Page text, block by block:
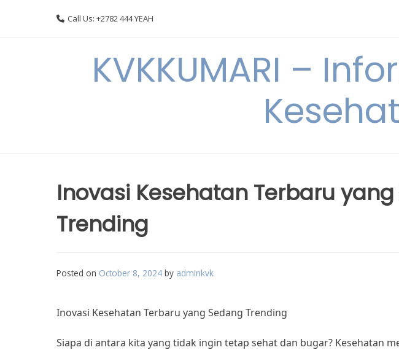
Call Us: +2782 444 YEAH
KVKKUMARI –
Inovasi Kesehatan Terbaru
Trending
Posted on October 8, 2024 by adminkvk
Inovasi Kesehatan Terbaru yang Sedang Trending
Siapa di antara kita yang tidak ingin tetap sehat dan bugar? Kesehatan